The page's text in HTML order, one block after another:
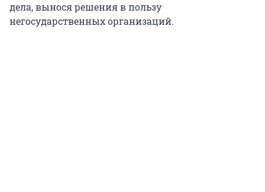
дела, вынося решения в пользу
негосударственных организаций.